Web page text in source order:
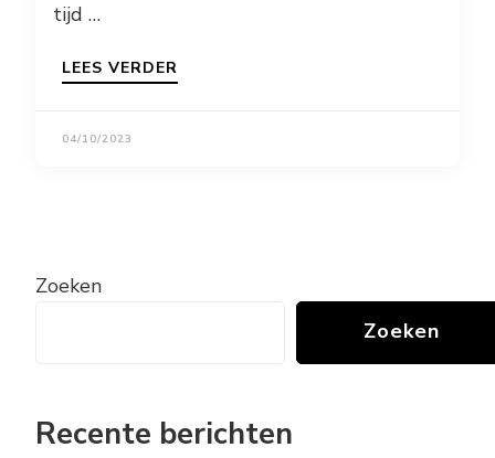
tijd …
LEES VERDER
04/10/2023
Zoeken
Zoeken
Recente berichten